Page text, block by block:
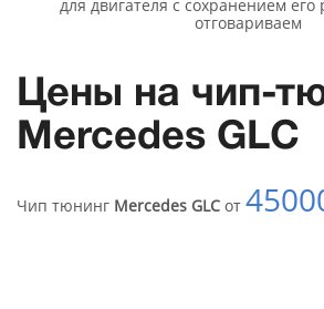
для двигателя с сохранением его
отговариваем
Цены на чип-
Mercedes GLC
Чип тюнинг Mercedes GLC от